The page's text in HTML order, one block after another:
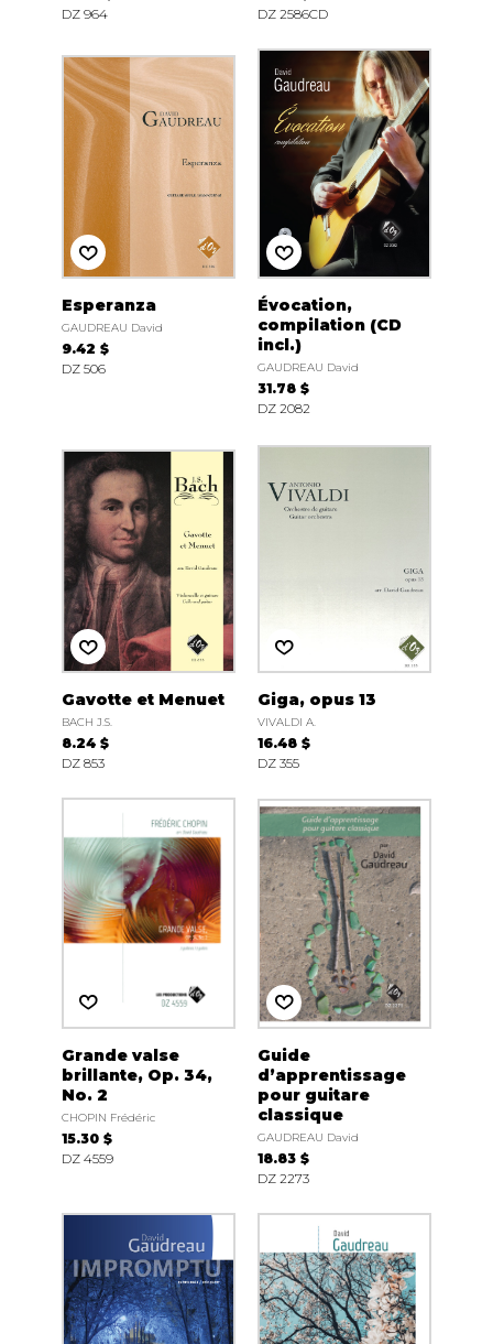
DZ 964
DZ 2586CD
Esperanza
GAUDREAU David
9.42 $
DZ 506
Évocation,
compilation (CD
incl.)
GAUDREAU David
31.78 $
DZ 2082
Gavotte et Menuet
BACH J.S.
8.24 $
DZ 853
Giga, opus 13
VIVALDI A.
16.48 $
DZ 355
Grande valse
brillante, Op. 34,
No. 2
CHOPIN Frédéric
15.30 $
DZ 4559
Guide
d’apprentissage
pour guitare
classique
GAUDREAU David
18.83 $
DZ 2273